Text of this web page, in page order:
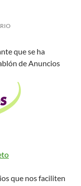
que se ha
de Anuncios
que nos faciliten